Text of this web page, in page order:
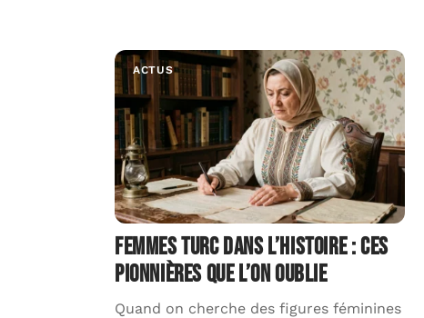
ACTUS
Femmes turc dans l’histoire : ces
pionnières que l’on oublie
Quand on cherche des figures féminines